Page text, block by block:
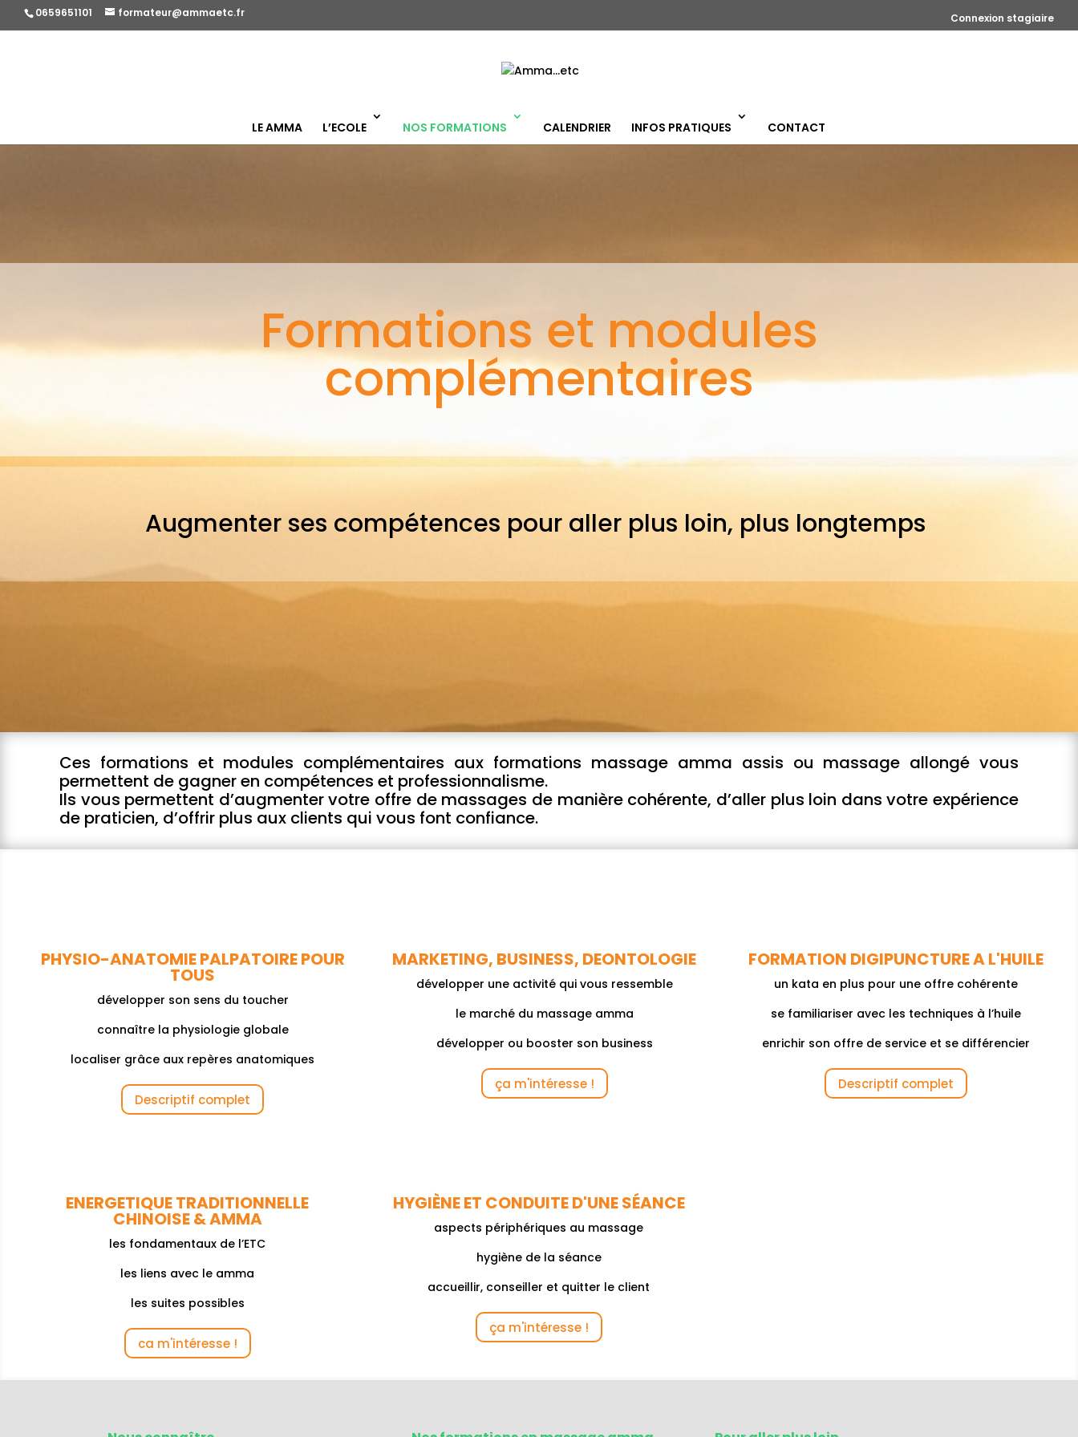
0659651101 formateur@ammaetc.fr Connexion stagiaire
LE AMMA L’ECOLE NOS FORMATIONS CALENDRIER INFOS PRATIQUES CONTACT
Formations et modules
complémentaires
Augmenter ses compétences pour aller plus loin, plus longtemps
Ces formations et modules complémentaires aux formations massage amma assis ou massage allongé vous
permettent de gagner en compétences et professionnalisme.
Ils vous permettent d’augmenter votre offre de massages de manière cohérente, d’aller plus loin dans votre expérience
de praticien, d’offrir plus aux clients qui vous font confiance.
PHYSIO-ANATOMIE PALPATOIRE POUR
TOUS
développer son sens du toucher
connaître la physiologie globale
localiser grâce aux repères anatomiques
Descriptif complet
MARKETING, BUSINESS, DEONTOLOGIE
développer une activité qui vous ressemble
le marché du massage amma
développer ou booster son business
ça m'intéresse !
FORMATION DIGIPUNCTURE A L'HUILE
un kata en plus pour une offre cohérente
se familiariser avec les techniques à l’huile
enrichir son offre de service et se différencier
Descriptif complet
ENERGETIQUE TRADITIONNELLE
CHINOISE & AMMA
les fondamentaux de l’ETC
les liens avec le amma
les suites possibles
ca m'intéresse !
HYGIÈNE ET CONDUITE D'UNE SÉANCE
aspects périphériques au massage
hygiène de la séance
accueillir, conseiller et quitter le client
ça m'intéresse !